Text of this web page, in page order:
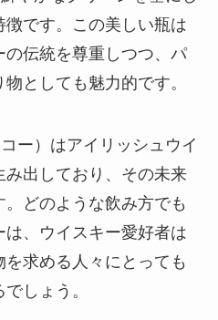
です。この美しい瓶は
伝統を尊重しつつ、パ
としても魅力的です。
ー）はアイリッシュウイ
出しており、その未来
どのような飲み方でも
、ウイスキー愛好者は
求める人々にとっても
しょう。